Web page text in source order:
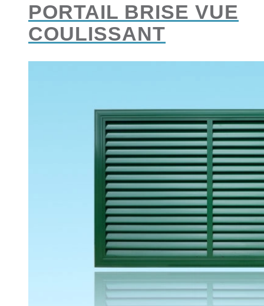
PORTAIL BRISE VUE
COULISSANT